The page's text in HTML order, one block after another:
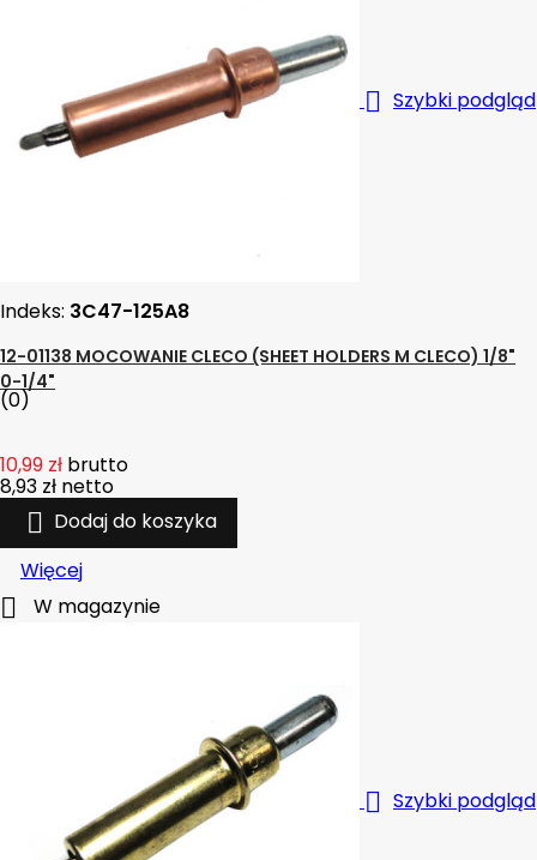
 Szybki podgląd
Indeks: 3C47-125A8
12-01138 MOCOWANIE CLECO (SHEET HOLDERS M CLECO) 1/8"
0-1/4"
(0)
10,99 zł brutto
8,93 zł netto
 Dodaj do koszyka
Więcej
 W magazynie
 Szybki podgląd